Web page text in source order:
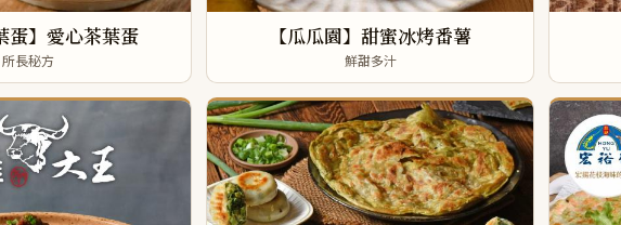
蛋】愛心茶葉蛋
所長秘方
【瓜瓜園】甜蜜冰烤番薯
鮮甜多汁